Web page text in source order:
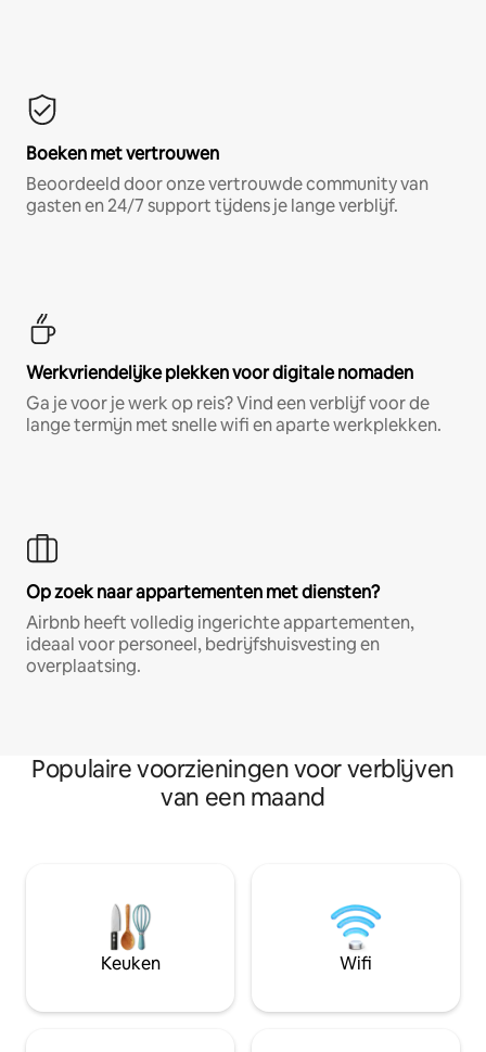
Boeken met vertrouwen
Beoordeeld door onze vertrouwde community van
gasten en 24/7 support tijdens je lange verblijf.
Werkvriendelijke plekken voor digitale nomaden
Ga je voor je werk op reis? Vind een verblijf voor de
lange termijn met snelle wifi en aparte werkplekken.
Op zoek naar appartementen met diensten?
Airbnb heeft volledig ingerichte appartementen,
ideaal voor personeel, bedrijfshuisvesting en
overplaatsing.
Populaire voorzieningen voor verblijven
van een maand
Keuken Wifi